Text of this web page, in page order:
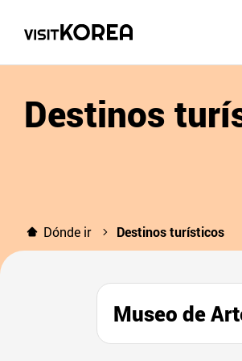
Destinos
Dónde ir Destinos turísticos
Museo de